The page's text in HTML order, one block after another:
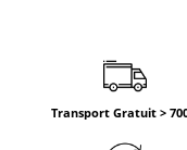
Transport Gratuit >